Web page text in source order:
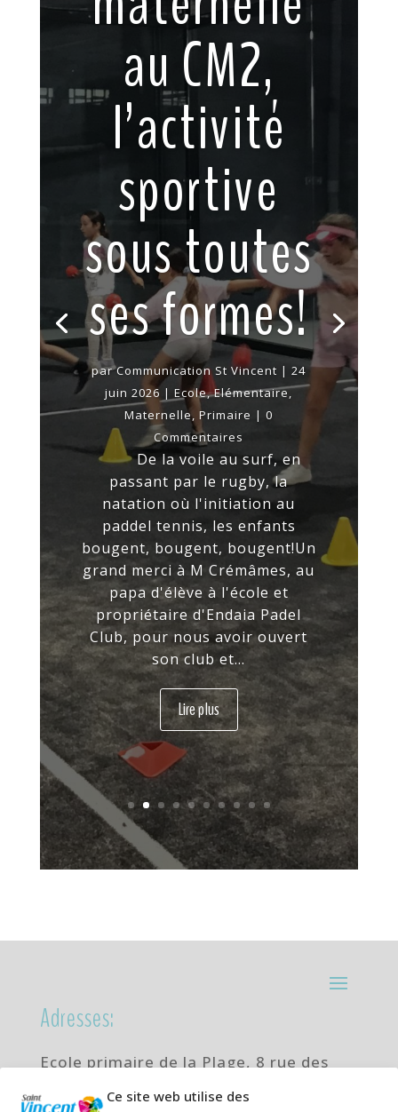
Ce site web utilise des
au CM2,
l’activité
sportive
sous toutes
ses formes!
parCommunication St Vincent |24
juin 2026 |Ecole,Elémentaire,
Maternelle,Primaire | 0
Commentaires
De la voile au surf, en
passant par le rugby, la
natation où l'initiation au
paddel tennis, les enfants
bougent, bougent, bougent!Un
grand merci à M Crémâmes, au
papa d'élève à l'école et
propriétaire d'Endaia Padel
Club, pour nous avoir ouvert
son club et...
Lire plus
Adresses:
Ecole primaire de la Plage, 8 rue des